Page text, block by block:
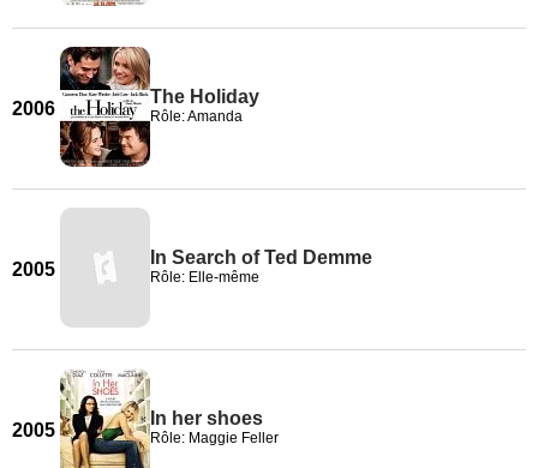
2006
The Holiday
Rôle: Amanda
2005
In Search of Ted Demme
Rôle: Elle-même
2005
In her shoes
Rôle: Maggie Feller